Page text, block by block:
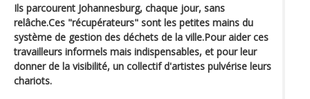
Ils parcourent Johannesburg, chaque jour, sans
relâche.Ces "récupérateurs" sont les petites mains du
système de gestion des déchets de la ville.Pour aider ces
travailleurs informels mais indispensables, et pour leur
donner de la visibilité, un collectif d'artistes pulvérise leurs
chariots.